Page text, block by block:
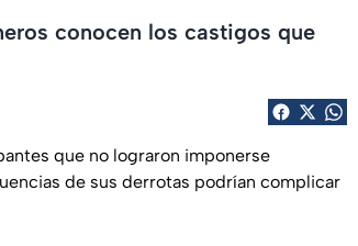
conocen los castigos que
que no lograron imponerse
de sus derrotas podrían complicar